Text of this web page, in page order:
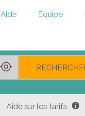
Aide Équipe
Aide sur les tarifs